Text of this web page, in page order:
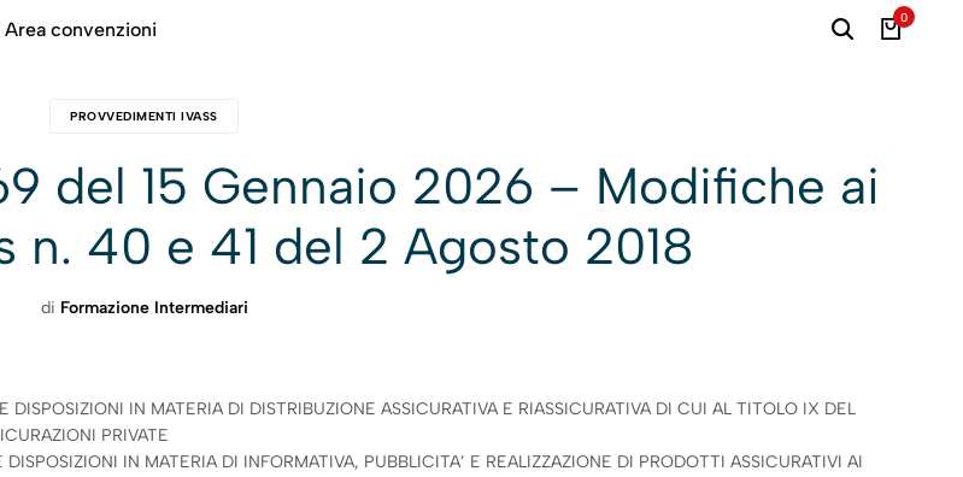
Area convenzioni
0
PROVVEDIMENTI IVASS
del 15 Gennaio 2026 – Modifiche ai
n. 40 e 41 del 2 Agosto 2018
di Formazione Intermediari
IN MATERIA DI DISTRIBUZIONE ASSICURATIVA E RIASSICURATIVA DI CUI AL TITOLO IX DEL
PRIVATE
IN MATERIA DI INFORMATIVA, PUBBLICITA’ E REALIZZAZIONE DI PRODOTTI ASSICURATIVI AI